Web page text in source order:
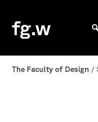
content
fg.w
Bachelor Kommunikationsdesign und Master Design & Information studieren
The Faculty of Design /